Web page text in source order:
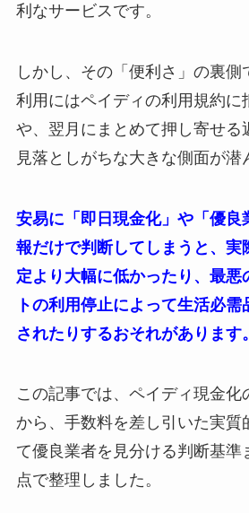
利なサービスです。
しかし、その「便利さ」の裏側
利用にはペイディの利用規約に
や、翌月にまとめて押し寄せる
見落としがちな大きな側面が潜
安易に「即日現金化」や「優良
報だけで判断してしまうと、実
定より大幅に低かったり、最悪
トの利用停止によって生活必
されたりするおそれがあります。
この記事では、ペイディ現金化
から、手数料を差し引いた実質
て優良業者を見分ける判断基準
点で整理しました。